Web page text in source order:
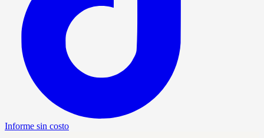
Informe sin costo